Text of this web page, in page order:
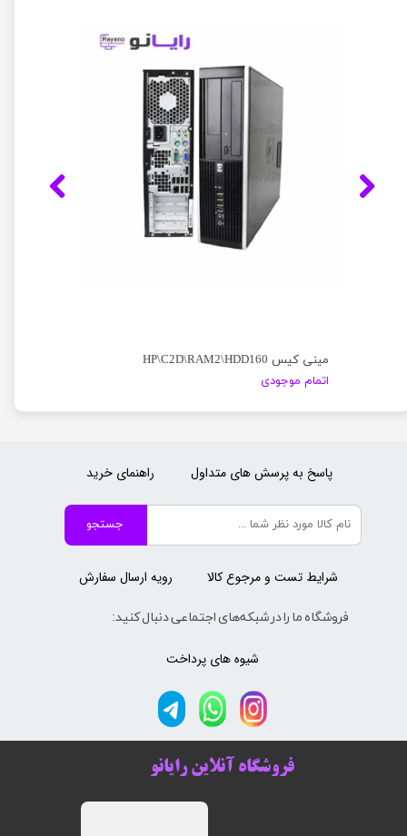
مینی کیس HP\C2D\RAM2\HDD160
اتمام موجودی
فروشگاه آنلاین رایانو
جستجو
فروشگاه ما را در شبکه‌های اجتماعی دنبال کنید:
رویه ارسال سفارش
راهنمای خرید
شیوه های پرداخت
پاسخ به پرسش های متداول
شرایط تست و مرجوع کالا